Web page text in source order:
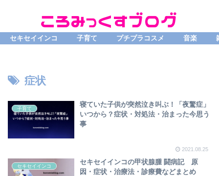
セキセイインコ 子育て プチプラコスメ 音楽
症状
子育て
寝ていた子供が突然泣き叫ぶ！「夜驚症」
いつから？症状・対処法・治まった今思う
事
2021.08.25
セキセイインコ
セキセイインコの甲状腺腫 闘病記 原
因・症状・治療法・診療費などまとめ